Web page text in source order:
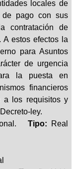
locales de
de pago con sus
contratación de
A estos efectos la
para Asuntos
de urgencia
la puesta en
financieros
a los requisitos y
ley.
Tipo:
Real